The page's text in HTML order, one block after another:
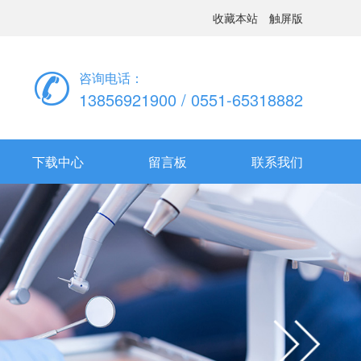
收藏本站 触屏版
咨询电话：
13856921900 / 0551-65318882
下载中心 留言板 联系我们